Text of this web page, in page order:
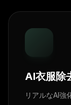
AI衣服除
リアルなAI強